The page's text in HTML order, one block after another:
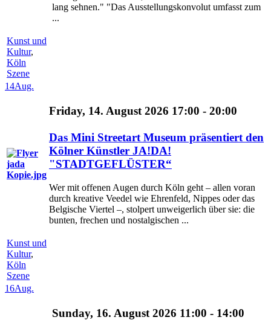
lang sehnen." "Das Ausstellungskonvolut umfasst zum
...
Kunst und
Kultur,
Köln
Szene
14Aug.
Friday, 14. August 2026 17:00 - 20:00
Das Mini Streetart Museum präsentiert den
Kölner Künstler JA!DA!
"STADTGEFLÜSTER“
Wer mit offenen Augen durch Köln geht – allen voran
durch kreative Veedel wie Ehrenfeld, Nippes oder das
Belgische Viertel –, stolpert unweigerlich über sie: die
bunten, frechen und nostalgischen ...
Kunst und
Kultur,
Köln
Szene
16Aug.
Sunday, 16. August 2026 11:00 - 14:00